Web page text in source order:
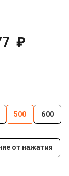
500
600
от нажатия
₽